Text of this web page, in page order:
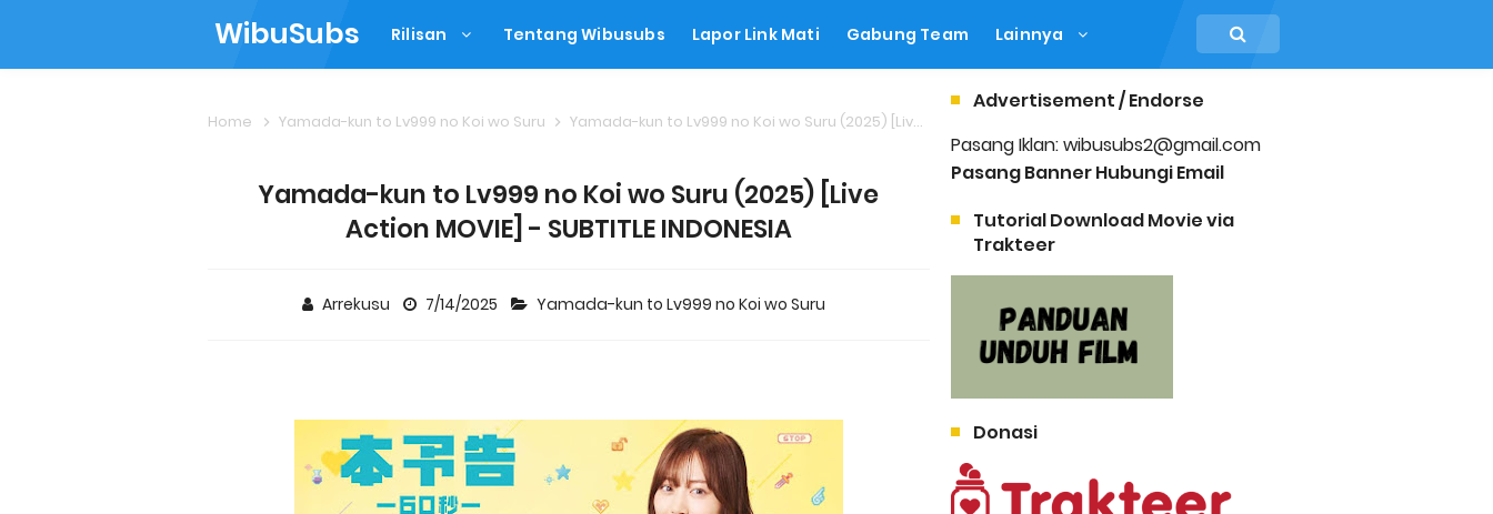
WibuSubs Rilisan Tentang Wibusubs Lapor Link Mati Gabung Team Lainnya
Home Yamada-kun to Lv999 no Koi wo Suru Yamada-kun to Lv999 no Koi wo Suru (2025) [Live Action MOVIE] - SUBTITLE INDONESIA
Yamada-kun to Lv999 no Koi wo Suru (2025) [Live
Action MOVIE] - SUBTITLE INDONESIA
Arrekusu 7/14/2025 Yamada-kun to Lv999 no Koi wo Suru
Advertisement / Endorse
Pasang Iklan: wibusubs2@gmail.com
Pasang Banner Hubungi Email
Tutorial Download Movie via
Trakteer
Donasi